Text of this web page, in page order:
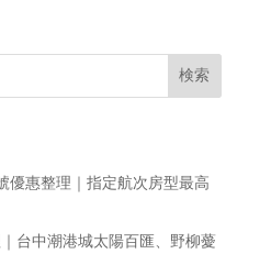
検索
優惠整理｜指定航次房型最高
台中潮港城太陽百匯、野柳薆